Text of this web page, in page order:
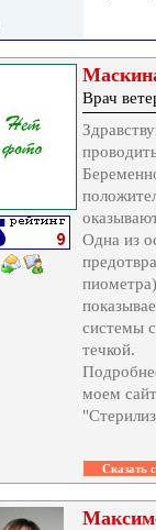
Врач
Одна из
системы
течкой.
моем